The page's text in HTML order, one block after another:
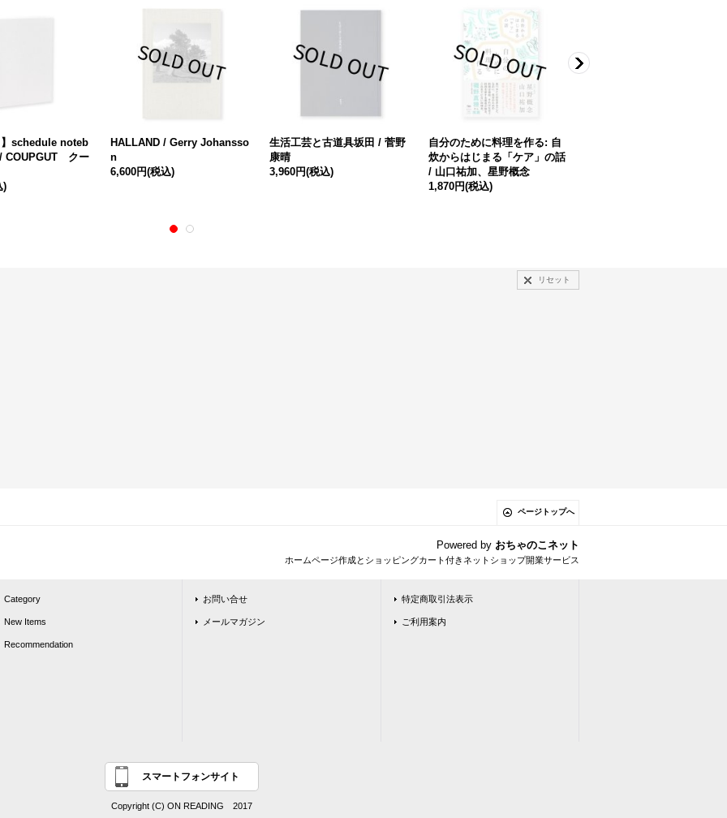
】schedule noteb
COUPGUT クー
)
HALLAND / Gerry Johansso
n
6,600円(税込)
生活工芸と古道具坂田 / 菅野
康晴
3,960円(税込)
自分のために料理を作る: 自
炊からはじまる「ケア」の話
/ 山口祐加、星野概念
1,870円(税込)
リセット
ページトップへ
Powered by おちゃのこネット
ホームページ作成とショッピングカート付きネットショップ開業サービス
Category
New Items
Recommendation
お問い合せ
メールマガジン
特定商取引法表示
ご利用案内
スマートフォンサイト
Copyright (C) ON READING 2017